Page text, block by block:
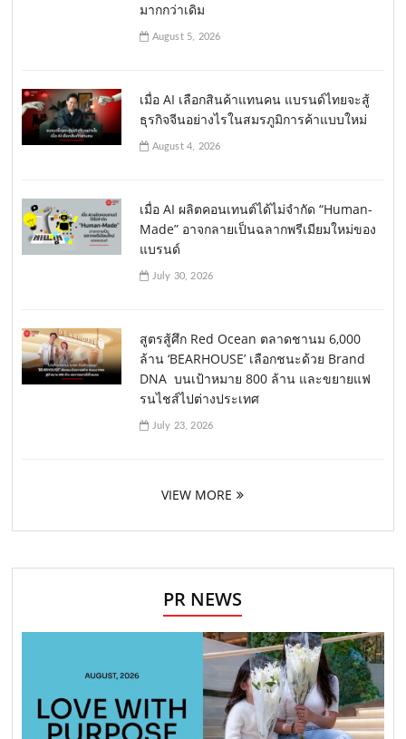
มากกว่าเดิม
August 5, 2026
เมื่อ AI เลือกสินค้าแทนคน แบรนด์ไทยจะสู้
ธุรกิจจีนอย่างไรในสมรภูมิการค้าแบบใหม่
August 4, 2026
เมื่อ AI ผลิตคอนเทนต์ได้ไม่จำกัด “Human-
Made” อาจกลายเป็นฉลากพรีเมียมใหม่ของ
แบรนด์
July 30, 2026
สูตรสู้ศึก Red Ocean ตลาดชานม 6,000
ล้าน ‘BEARHOUSE’ เลือกชนะด้วย Brand
DNA บนเป้าหมาย 800 ล้าน และขยายแฟ
รนไชส์ไปต่างประเทศ
July 23, 2026
VIEW MORE
PR NEWS